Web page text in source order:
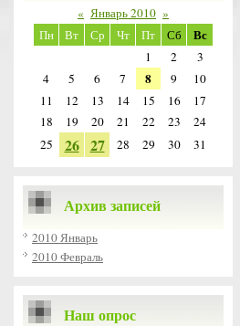
« Январь 2010 »
Пн
Вт Ср Чт Пт Сб Вс
1 2
3
4
5 6 7 8 9
10
11
12 13 14 15 16
17
18
19 20 21 22 23
24
25
26 27 28 29 30 31
Архив записей
2010 Январь
2010 Февраль
Наш опрос